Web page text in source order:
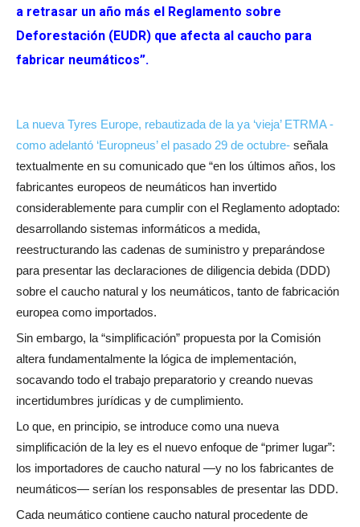
a retrasar un año más el Reglamento sobre
Deforestación (EUDR) que afecta al caucho para
fabricar neumáticos”.
La nueva Tyres Europe, rebautizada de la ya ‘vieja’ ETRMA -
como adelantó ‘Europneus’ el pasado 29 de octubre- señala
textualmente en su comunicado que “en los últimos años, los
fabricantes europeos de neumáticos han invertido
considerablemente para cumplir con el Reglamento adoptado:
desarrollando sistemas informáticos a medida,
reestructurando las cadenas de suministro y preparándose
para presentar las declaraciones de diligencia debida (DDD)
sobre el caucho natural y los neumáticos, tanto de fabricación
europea como importados.
Sin embargo, la “simplificación” propuesta por la Comisión
altera fundamentalmente la lógica de implementación,
socavando todo el trabajo preparatorio y creando nuevas
incertidumbres jurídicas y de cumplimiento.
Lo que, en principio, se introduce como una nueva
simplificación de la ley es el nuevo enfoque de “primer lugar”:
los importadores de caucho natural —y no los fabricantes de
neumáticos— serían los responsables de presentar las DDD.
Cada neumático contiene caucho natural procedente de